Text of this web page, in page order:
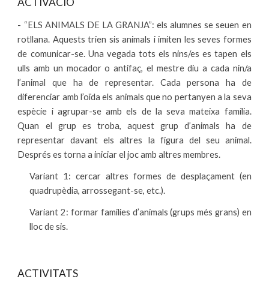
- “ELS ANIMALS DE LA GRANJA”: els alumnes se seuen en
rotllana. Aquests trien sis animals i imiten les seves formes
de comunicar-se. Una vegada tots els nins/es es tapen els
ulls amb un mocador o antifaç, el mestre diu a cada nin/a
l’animal que ha de representar. Cada persona ha de
diferenciar amb l’oïda els animals que no pertanyen a la seva
espècie i agrupar-se amb els de la seva mateixa família.
Quan el grup es troba, aquest grup d’animals ha de
representar davant els altres la figura del seu animal.
Després es torna a iniciar el joc amb altres membres.
Variant 1: cercar altres formes de desplaçament (en
quadrupèdia, arrossegant-se, etc.).
Variant 2: formar famílies d’animals (grups més grans) en
lloc de sis.
ACTIVITATS